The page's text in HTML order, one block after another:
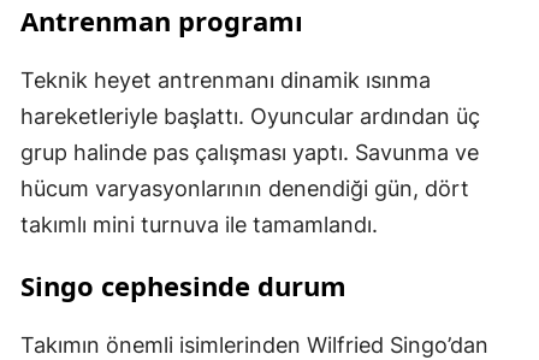
Antrenman programı
Teknik heyet antrenmanı dinamik ısınma
hareketleriyle başlattı. Oyuncular ardından üç
grup halinde pas çalışması yaptı. Savunma ve
hücum varyasyonlarının denendiği gün, dört
takımlı mini turnuva ile tamamlandı.
Singo cephesinde durum
Takımın önemli isimlerinden Wilfried Singo’dan